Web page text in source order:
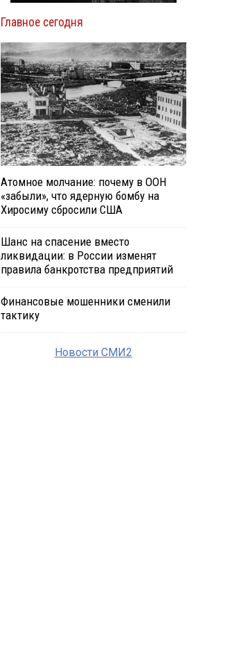
Главное сегодня
Атомное молчание: почему в ООН
«забыли», что ядерную бомбу на
Хиросиму сбросили США
Шанс на спасение вместо
ликвидации: в России изменят
правила банкротства предприятий
Финансовые мошенники сменили
тактику
Новости СМИ2